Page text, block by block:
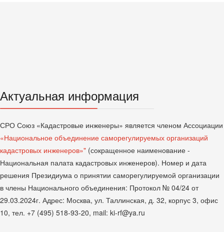
Актуальная информация
СРО Союз «Кадастровые инженеры» является членом Ассоциации
«Национальное объединение саморегулируемых организаций
кадастровых инженеров»" (сокращенное наименование -
Национальная палата кадастровых инженеров). Номер и дата
решения Президиума о принятии саморегулируемой организации
в члены Национального объединения: Протокол № 04/24 от
29.03.2024г. Адрес: Москва, ул. Таллинская, д. 32, корпус 3, офис
10, тел. +7 (495) 518-93-20, mail: ki-rf@ya.ru